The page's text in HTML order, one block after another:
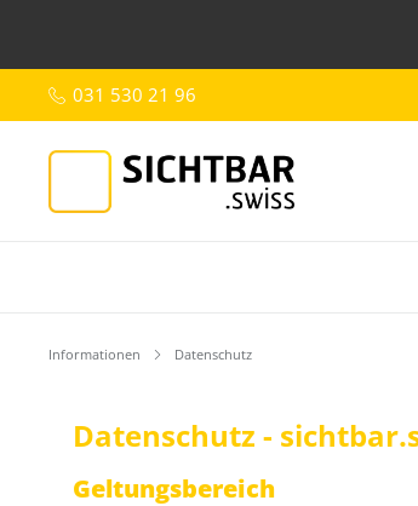
031 530 21 96
Informationen Datenschutz
Datenschutz -
Geltungsbereich